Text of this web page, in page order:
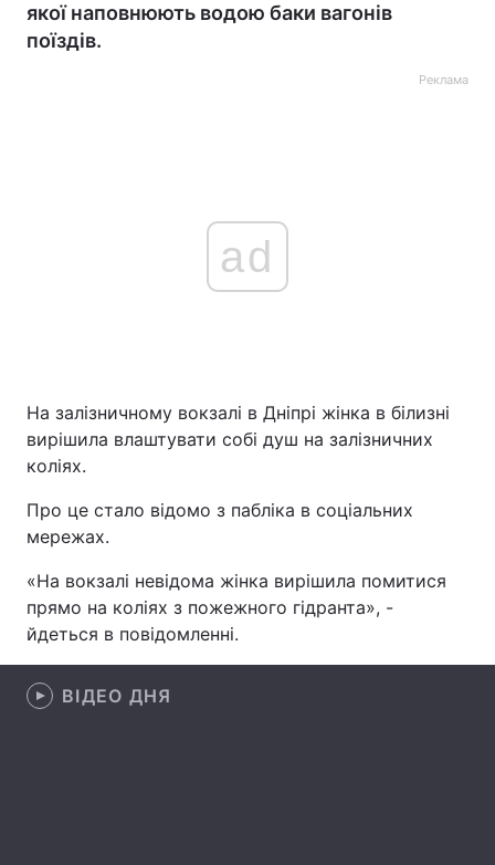
Головна Війна
Економіка
Спорт Наука
Техно і зв'язок
Зброя
якої наповнюють водою баки вагонів
поїздів.
Реклама
ad
На залізничному вокзалі в Дніпрі жінка в білизні
вирішила влаштувати собі душ на залізничних
коліях.
Про це стало відомо з пабліка в соціальних
мережах.
«На вокзалі невідома жінка вирішила помитися
прямо на коліях з пожежного гідранта», -
йдеться в повідомленні.
ВІДЕО ДНЯ